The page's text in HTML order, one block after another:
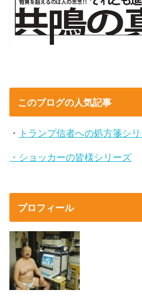
このブログの人気記事
・ トランプ信者への処方箋シ
・ショッカーの皆様シリーズ
プロフィール